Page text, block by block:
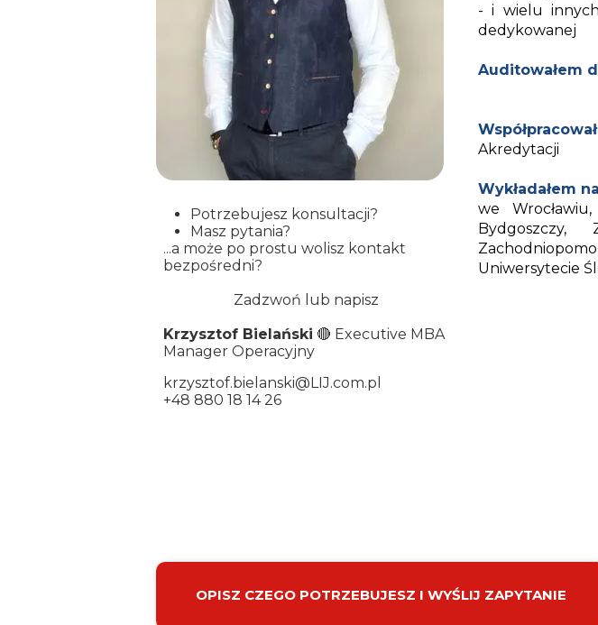
Potrzebujesz konsultacji?
Masz pytania?
...a może po prostu wolisz kontakt
bezpośredni?
Zadzwoń lub napisz
Krzysztof Bielański 🔴 Executive MBA
Manager Operacyjny
krzysztof.bielanski@LIJ.com.pl
+48 880 18 14 26
- i wielu
dedykowanej
Auditowałem
Akredytacji
Wykładałem
we
Bydgoszczy,
Uniwersytecie
OPISZ CZEGO POTRZEBUJESZ I WYŚLIJ ZAPYTANIE